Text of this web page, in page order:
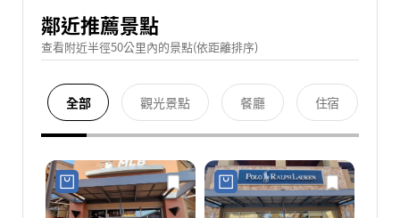
鄰近推薦景點
查看附近半徑50公里內的景點(依距離排序)
全部 觀光景點 餐廳 住宿